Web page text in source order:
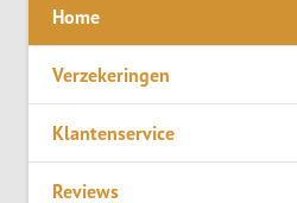
Home
Verzekeringen
Klantenservice
Reviews